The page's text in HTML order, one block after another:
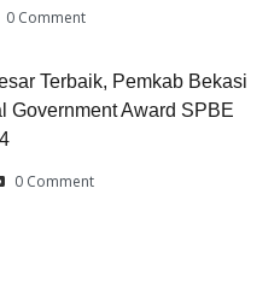
0 Comment
Terbaik, Pemkab Bekasi
Government Award SPBE
0 Comment